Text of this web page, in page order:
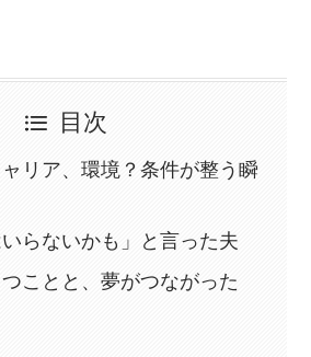
目次
リア、環境？条件が整う瞬
いらないかも」と言った夫
ことと、夢がつながった